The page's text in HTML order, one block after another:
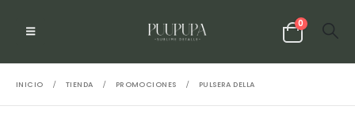
0
INICIO TIENDA PROMOCIONES PULSERA DELLA